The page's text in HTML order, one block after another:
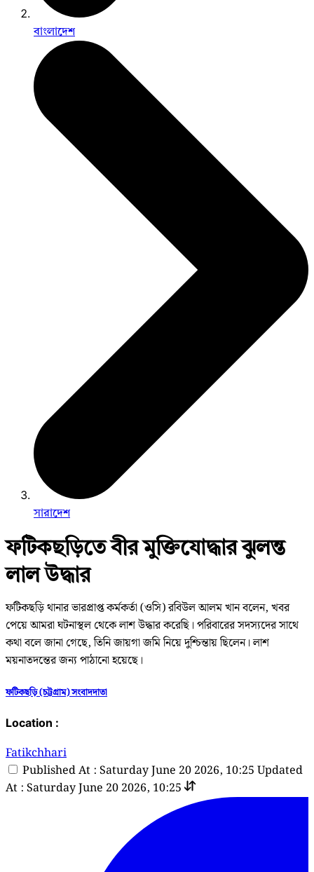
বাংলাদেশ
সারাদেশ
ফটিকছড়িতে বীর মুক্তিযোদ্ধার ঝুলন্ত
লাল উদ্ধার
ফটিকছড়ি থানার ভারপ্রাপ্ত কর্মকর্তা (ওসি) রবিউল আলম খান বলেন, খবর
পেয়ে আমরা ঘটনাস্থল থেকে লাশ উদ্ধার করেছি। পরিবারের সদস্যদের সাথে
কথা বলে জানা গেছে, তিনি জায়গা জমি নিয়ে দুশ্চিন্তায় ছিলেন। লাশ
ময়নাতদন্তের জন্য পাঠানো হয়েছে।
ফটিকছড়ি (চট্টগ্রাম) সংবাদদাতা
Location :
Fatikchhari
Published At : Saturday June 20 2026, 10:25 Updated
At : Saturday June 20 2026, 10:25